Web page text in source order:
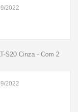
2022
S20 Cinza - Com 2
2022